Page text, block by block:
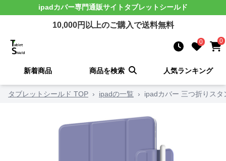
ipadカバー専門通販サイト タブレットシールド
10,000円以上のご購入で送料無料
0 0
新着商品 商品を検索 人気ランキング
タブレットシールド TOP › ipadの一覧 › ipadカバー 三つ折りス